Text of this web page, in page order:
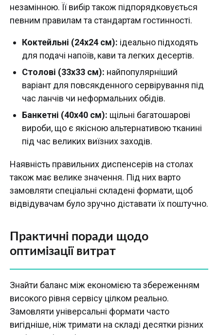
незамінною. Її вибір також підпорядковується
певним правилам та стандартам гостинності.
Коктейльні (24х24 см): ідеально підходять
для подачі напоїв, кави та легких десертів.
Столові (33х33 см): найпопулярніший
варіант для повсякденного сервірування під
час ланчів чи неформальних обідів.
Банкетні (40х40 см): щільні багатошарові
вироби, що є якісною альтернативою тканині
під час великих виїзних заходів.
Наявність правильних диспенсерів на столах
також має велике значення. Під них варто
замовляти спеціальні складені формати, щоб
відвідувачам було зручно діставати їх поштучно.
Практичні поради щодо
оптимізації витрат
Знайти баланс між економією та збереженням
високого рівня сервісу цілком реально.
Замовляти універсальні формати часто
вигідніше, ніж тримати на складі десятки різних